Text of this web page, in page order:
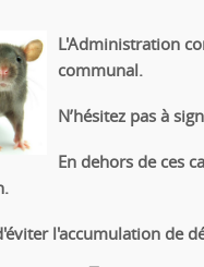
L'Administration
communal.
N’hésitez pas à
En dehors de ces
l'accumulation de